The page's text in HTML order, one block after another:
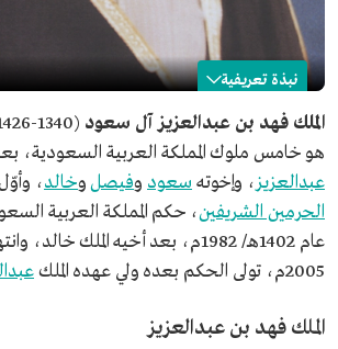
نبذة تعريفية
فهد بن عبدالعزيز آل سعود
الاسم
الملك فهد بن عبدالعزيز آل سعود.
المنصب
خامس ملوك المملكة العربية
اللقب
أوّل من لُقّب بخادم الحرمين
تاريخ الميلاد
1340هـ/1921م.
مكان الميلاد
مدينة الرياض.
الملك فهد بن عبدالعزيز آل سعود
هو خامس ملوك المملكة العربية السعودية،
عبدالعزيز، وإخوته سعود وفيصلوخالد،
الحرمين الشريفين
2005م، تولى الحكم بعده ولي عهده الملك
الملك فهد بن عبدالعزيز